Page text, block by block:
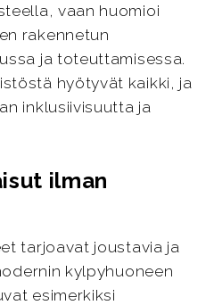
vaan huomioi
rakennetun
ja toteuttamisessa.
hyötyvät kaikki, ja
inklusiivisuutta ja
ilman
tarjoavat joustavia ja
kylpyhuoneen
esimerkiksi